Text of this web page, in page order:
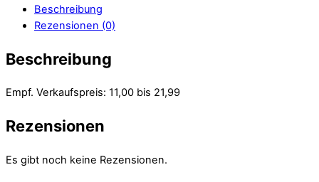
Beschreibung
Rezensionen (0)
Beschreibung
Empf. Verkaufspreis: 11,00 bis 21,99
Rezensionen
Es gibt noch keine Rezensionen.